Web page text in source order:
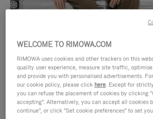
Umhängetaschen
ENTDECKEN
WELCOME TO RIMOWA.COM
RIMOWA uses cookies and other trackers on this
quality user experience, measure site traffic,
and provide you with personalised advertisements.
our cookie policy, please click here. Except for
you can refuse the placement of cookies by clicking
accepting". Alternatively, you can accept all cookies
continue", or click "Set cookie preferences" to set